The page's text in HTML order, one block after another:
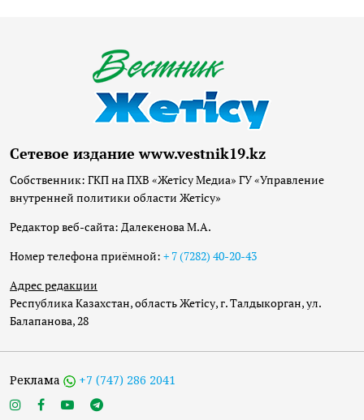
Сетевое издание www.vestnik19.kz
Собственник: ГКП на ПХВ «Жетісу Медиа» ГУ «Управление
внутренней политики области Жетісу»
Редактор веб-сайта: Далекенова М.А.
Номер телефона приёмной: + 7 (7282) 40-20-43
Адрес редакции
Республика Казахстан, область Жетісу, г. Талдыкорган, ул.
Балапанова, 28
Реклама +7 (747) 286 2041